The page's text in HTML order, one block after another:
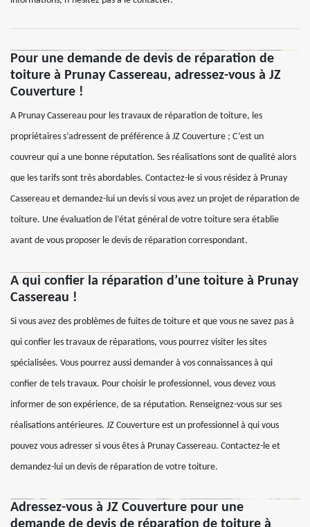
Pour une demande de devis de réparation de
toiture à Prunay Cassereau, adressez-vous à JZ
Couverture !
A Prunay Cassereau pour les travaux de réparation de toiture, les
propriétaires s’adressent de préférence à JZ Couverture ; C’est un
couvreur qui a une bonne réputation. Ses réalisations sont de qualité alors
que les tarifs sont très abordables. Contactez-le si vous résidez à Prunay
Cassereau et demandez-lui un devis si vous avez un projet de réparation de
toiture. Une évaluation de l’état général de votre toiture sera établie
avant de vous proposer le devis de réparation correspondant.
A qui confier la réparation d’une toiture à Prunay
Cassereau !
Si vous avez des problèmes de fuites de toiture et que vous ne savez pas à
qui confier les travaux de réparations, vous pourrez visiter les sites
spécialisées. Vous pourrez aussi demander à vos connaissances à qui
confier de tels travaux. Pour choisir le professionnel, vous devez vous
informer de son expérience, de sa réputation. Renseignez-vous sur ses
réalisations antérieures. JZ Couverture est un professionnel à qui vous
pouvez vous adresser si vous êtes à Prunay Cassereau. Contactez-le et
demandez-lui un devis de réparation de votre toiture.
Adressez-vous à JZ Couverture pour une
demande de devis de réparation de toiture à